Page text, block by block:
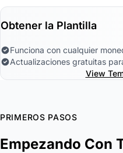
Obtener la Plantilla
Funciona con cualquier
Actualizaciones gratuitas
View
PRIMEROS PASOS
Empezando Con